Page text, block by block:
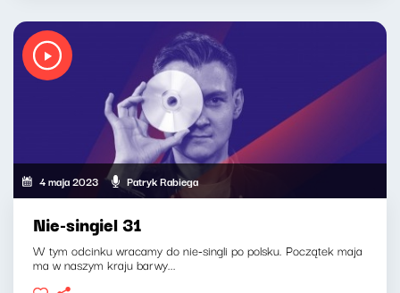
4 maja 2023 Patryk Rabiega
Nie-singiel 31
W tym odcinku wracamy do nie-singli po polsku. Początek maja
ma w naszym kraju barwy...